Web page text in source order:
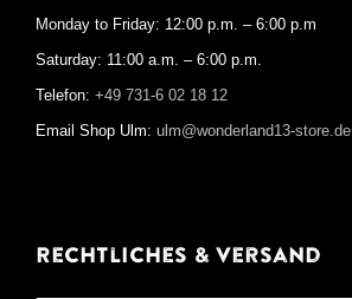
Monday to Friday: 12:00 p.m. – 6:00 p.m
Saturday: 11:00 a.m. – 6:00 p.m.
Telefon: +49 731-6 02 18 12
Email Shop Ulm: ulm@wonderland13-store.de
Rechtliches & Versand